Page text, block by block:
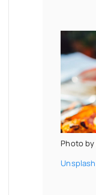
Photo by
Unsplash